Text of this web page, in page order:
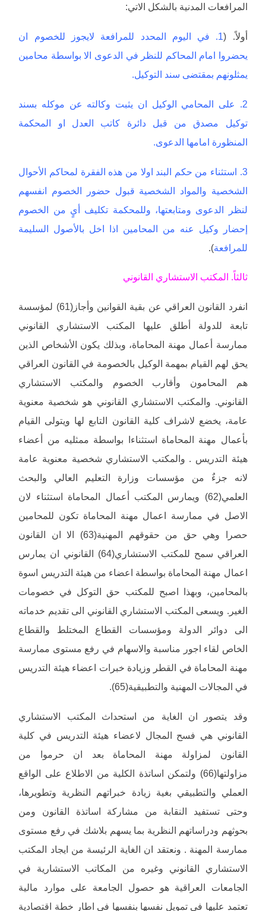
المرافعات المدنية بالشكل الاتي:
أولاً. ( 1. في اليوم المحدد للمرافعة لايجوز للخصوم ان
يحضروا امام المحاكم للنظر في الدعوى الا بواسطة محامين
يمثلونهم بمقتضى سند التوكيل.
2. على المحامي الوكيل ان يثبت وكالته عن موكله بسند
توكيل مصدق من قبل دائرة كاتب العدل او المحكمة
المنظورة امامها الدعوى.
3. استثناء من حكم البند اولا من هذه الفقرة لمحاكم الأحوال
الشخصية والمواد الشخصية قبول حضور الخصوم انفسهم
لنظر الدعوى ومتابعتها، وللمحكمة تكليف أيٍ من الخصوم
إحضار وكيل عنه من المحامين اذا اخل بالأصول السليمة
للمرافعة).
ثالثاً. المكتب الاستشاري القانوني
انفرد القانون العراقي عن بقية القوانين وأجاز(61) لمؤسسة
تابعة للدولة أطلق عليها المكتب الاستشاري القانوني
ممارسة أعمال مهنة المحاماة، وبذلك يكون الأشخاص الذين
يحق لهم القيام بمهمة الوكيل بالخصومة في القانون العراقي
هم المحامون وأقارب الخصوم والمكتب الاستشاري
القانوني. والمكتب الاستشاري القانوني هو شخصية معنوية
عامة، يخضع لاشراف كلية القانون التابع لها ويتولى القيام
بأعمال مهنة المحاماة استثناءا بواسطة ممثليه من أعضاء
هيئة التدريس . والمكتب الاستشاري شخصية معنوية عامة
لانه جزءٌ من مؤسسات وزارة التعليم العالي والبحث
العلمي(62) ويمارس المكتب أعمال المحاماة استثناء لان
الاصل في ممارسة اعمال مهنة المحاماة تكون للمحامين
حصرا وهي حق من حقوقهم المهنية(63) الا ان القانون
العراقي سمح للمكتب الاستشاري(64) القانوني ان يمارس
اعمال مهنة المحاماة بواسطة اعضاء من هيئة التدريس اسوة
بالمحامين، وبهذا اصبح للمكتب حق التوكل في خصومات
الغير. ويسعى المكتب الاستشاري القانوني الى تقديم خدماته
الى دوائر الدولة ومؤسسات القطاع المختلط والقطاع
الخاص لقاء اجور مناسبة والاسهام في رفع مستوى ممارسة
مهنة المحاماة في القطر وزيادة خبرات اعضاء هيئة التدريس
في المجالات المهنية والتطبيقية(65).
وقد يتصور ان الغاية من استحداث المكتب الاستشاري
القانوني هي فسح المجال لاعضاء هيئة التدريس في كلية
القانون لمزاولة مهنة المحاماة بعد ان حرموا من
مزاولتها(66) ولتمكن اساتذة الكلية من الاطلاع على الواقع
العملي والتطبيقي بغية زيادة خبراتهم النظرية وتطويرها،
وحتى تستفيد النقابة من مشاركة اساتذة القانون ومن
بحوثهم ودراساتهم النظرية بما يسهم بلاشك في رفع مستوى
ممارسة المهنة . ونعتقد ان الغاية الرئيسة من ايجاد المكتب
الاستشاري القانوني وغيره من المكاتب الاستشارية في
الجامعات العراقية هو حصول الجامعة على موارد مالية
تعتمد عليها في تمويل نفسها بنفسها في اطار خطة اقتصادية